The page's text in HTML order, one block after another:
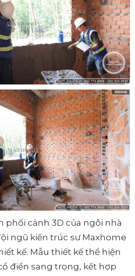
phối cảnh 3D của ngôi nhà
ngũ kiến trúc sư Maxhome
kế. Mẫu thiết kế thể hiện
điển sang trọng, kết hợp